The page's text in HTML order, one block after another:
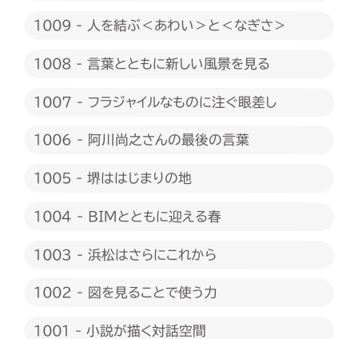
1009 - 人を結ぶ＜あわい＞と＜なぎさ＞
1008 - 言葉とともに新しい風景を見る
1007 - フラジャイルなものに注ぐ眼差し
1006 - 阿川尚之さんの最後の言葉
1005 - 堺ははじまりの地
1004 - BIMとともに迎える春
1003 - 浜松はさらにこれから
1002 - 図を見ることで使う力
1001 - 小説が描く対話空間